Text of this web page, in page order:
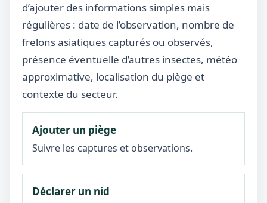
d’ajouter des informations simples mais
régulières : date de l’observation, nombre de
frelons asiatiques capturés ou observés,
présence éventuelle d’autres insectes, météo
approximative, localisation du piège et
contexte du secteur.
Ajouter un piège
Suivre les captures et observations.
Déclarer un nid